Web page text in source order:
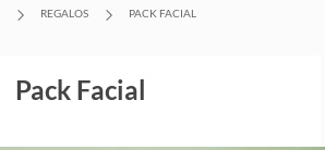
REGALOS PACK FACIAL
Pack Facial